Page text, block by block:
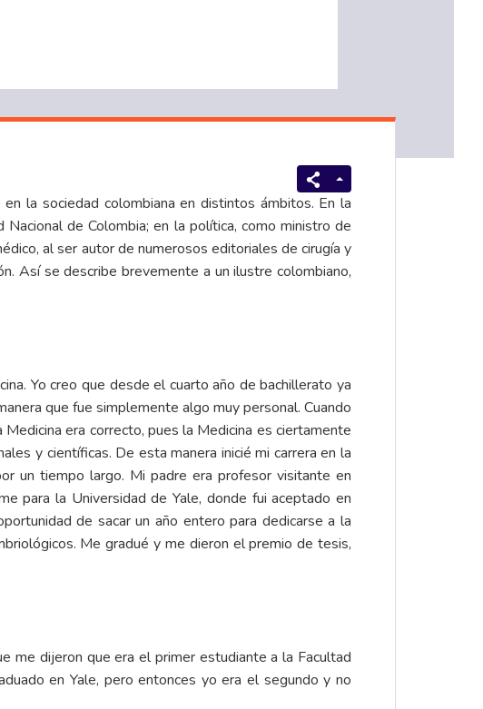
la sociedad colombiana en distintos ámbitos. En la
de Colombia; en la política, como ministro de
al ser autor de numerosos editoriales de cirugía y
Así se describe brevemente a un ilustre colombiano,
Yo creo que desde el cuarto año de bachillerato ya
que fue simplemente algo muy personal. Cuando
era correcto, pues la Medicina es ciertamente
y científicas. De esta manera inicié mi carrera en la
un tiempo largo. Mi padre era profesor visitante en
para la Universidad de Yale, donde fui aceptado en
de sacar un año entero para dedicarse a la
Me gradué y me dieron el premio de tesis,
me dijeron que era el primer estudiante a la Facultad
en Yale, pero entonces yo era el segundo y no